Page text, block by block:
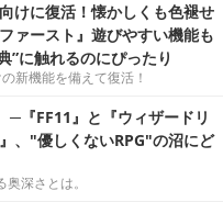
けに復活！懐かしくも色褪せ
ァースト』遊びやすい機能も
”に触れるのにぴったり
新機能を備えて復活！
─『FF11』と『ウィザードリ
、"優しくないRPG"の沼にど
深さとは。